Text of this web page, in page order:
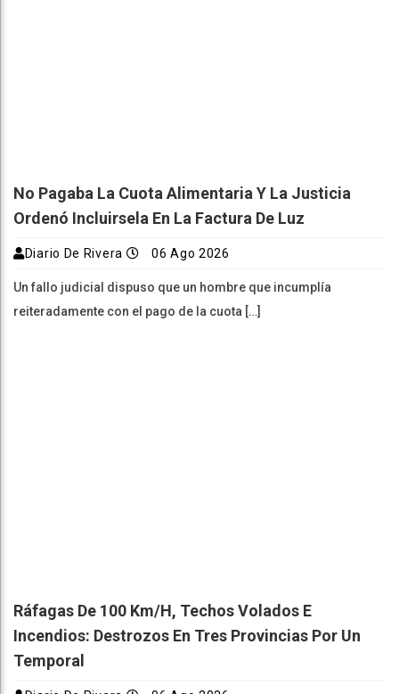
No Pagaba La Cuota Alimentaria Y La Justicia
Ordenó Incluirsela En La Factura De Luz
Diario De Rivera 06 Ago 2026
Un fallo judicial dispuso que un hombre que incumplía
reiteradamente con el pago de la cuota […]
Ráfagas De 100 Km/h, Techos Volados E
Incendios: Destrozos En Tres Provincias Por Un
Temporal